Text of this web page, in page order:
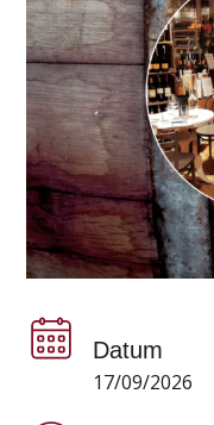
Datum
17/09/2026